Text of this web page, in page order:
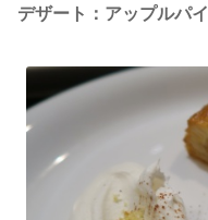
デザート：アップルパイ